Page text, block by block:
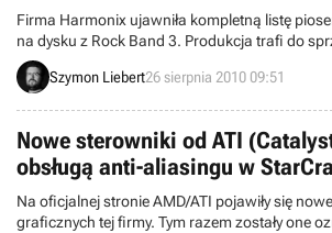
Firma Harmonix ujawniła kompletną listę
na dysku z Rock Band 3. Produkcja trafi do
październiku tego roku i wprowadzi kilka
muzycznych. Główną z nich będzie obecność
Szymon Liebert26 sierpnia 2010 09:51
Nowe sterowniki od ATI
obsługą anti-aliasingu w
Na oficjalnej stronie AMD/ATI pojawiły się
graficznych tej firmy. Tym razem zostały one